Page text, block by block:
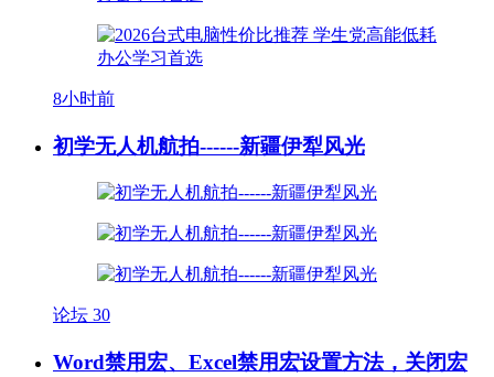
8小时前
初学无人机航拍------新疆伊犁风光
论坛 30
Word禁用宏、Excel禁用宏设置方法，关闭宏